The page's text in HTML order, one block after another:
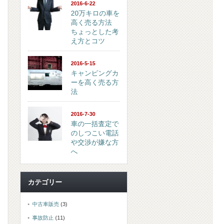
2016-6-22
20万キロの車を
高く売る方法
ちょっとした考
え方とコツ
2016-5-15
キャンピングカ
ーを高く売る方
法
2016-7-30
車の一括査定で
のしつこい電話
や交渉が嫌な方
へ
カテゴリー
中古車販売 (3)
事故防止 (11)